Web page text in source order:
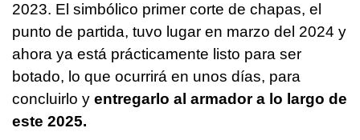
2023. El simbólico primer corte de chapas, el
punto de partida, tuvo lugar en marzo del 2024 y
ahora ya está prácticamente listo para ser
botado, lo que ocurrirá en unos días, para
concluirlo y entregarlo al armador a lo largo de
este 2025.